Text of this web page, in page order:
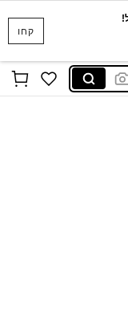
קחו